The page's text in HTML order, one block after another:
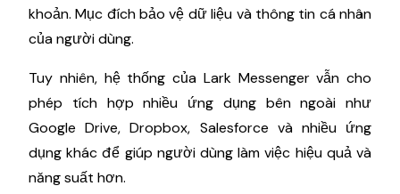
khoản. Mục đích bảo vệ dữ liệu và thông tin cá nhân
của người dùng.
Tuy nhiên, hệ thống của Lark Messenger vẫn cho
phép tích hợp nhiều ứng dụng bên ngoài như
Google Drive, Dropbox, Salesforce và nhiều ứng
dụng khác để giúp người dùng làm việc hiệu quả và
năng suất hơn.